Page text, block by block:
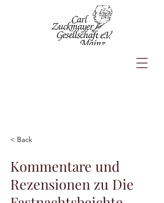
< Back
Kommentare und
Rezensionen zu Die